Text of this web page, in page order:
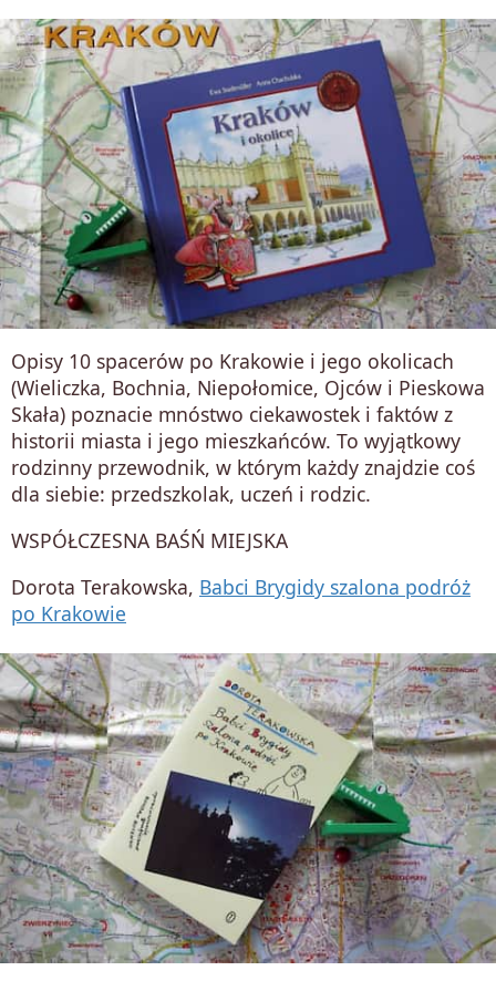
Opisy 10 spacerów po Krakowie i jego okolicach
(Wieliczka, Bochnia, Niepołomice, Ojców i Pieskowa
Skała) poznacie mnóstwo ciekawostek i faktów z
historii miasta i jego mieszkańców. To wyjątkowy
rodzinny przewodnik, w którym każdy znajdzie coś
dla siebie: przedszkolak, uczeń i rodzic.
WSPÓŁCZESNA BAŚŃ MIEJSKA
Dorota Terakowska, Babci Brygidy szalona podróż
po Krakowie